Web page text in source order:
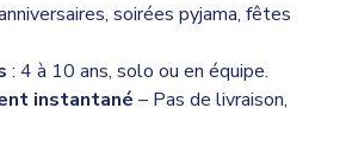
soirées pyjama, fêtes
: 4 à 10 ans, solo ou en équipe.
instantané – Pas de livraison,